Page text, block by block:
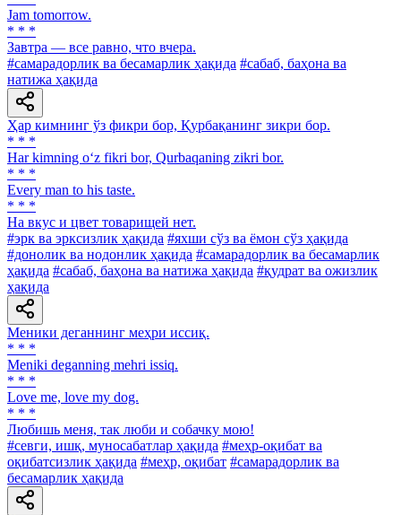
Jam tomorrow.
* * *
Завтра — все равно, что вчера.
#самарадорлик ва бесамарлик ҳақида #сабаб, баҳона ва
натижа ҳақида
Ҳар кимнинг ўз фикри бор, Қурбақанинг зикри бор.
* * *
Har kimning o‘z fikri bor, Qurbaqaning zikri bor.
* * *
Every man to his taste.
* * *
На вкус и цвет товарищей нет.
#эрк ва эрксизлик ҳақида #яхши сўз ва ёмон сўз ҳақида
#донолик ва нодонлик ҳақида #самарадорлик ва бесамарлик
ҳақида #сабаб, баҳона ва натижа ҳақида #қудрат ва ожизлик
ҳақида
Меники деганнинг меҳри иссиқ.
* * *
Meniki deganning mehri issiq.
* * *
Love me, love my dog.
* * *
Любишь меня, так люби и собачку мою!
#севги, ишқ, муносабатлар ҳақида #меҳр-оқибат ва
оқибатсизлик ҳақида #меҳр, оқибат #самарадорлик ва
бесамарлик ҳақида